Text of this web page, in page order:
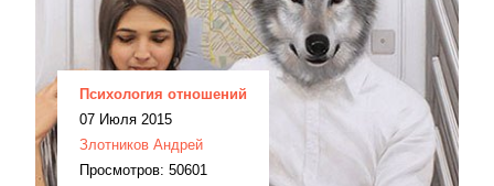
Психология отношений
07 Июля 2015
Злотников Андрей
Просмотров: 50601